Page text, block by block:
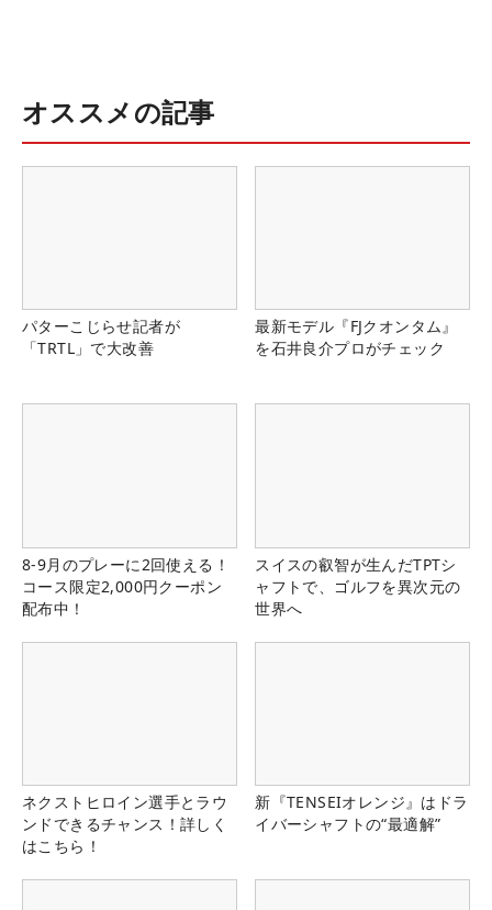
オススメの記事
パターこじらせ記者が
「TRTL」で大改善
最新モデル『FJクオンタム』
を石井良介プロがチェック
8-9月のプレーに2回使える！
コース限定2,000円クーポン
配布中！
スイスの叡智が生んだTPTシ
ャフトで、ゴルフを異次元の
世界へ
ネクストヒロイン選手とラウ
ンドできるチャンス！詳しく
はこちら！
新『TENSEIオレンジ』はドラ
イバーシャフトの“最適解”